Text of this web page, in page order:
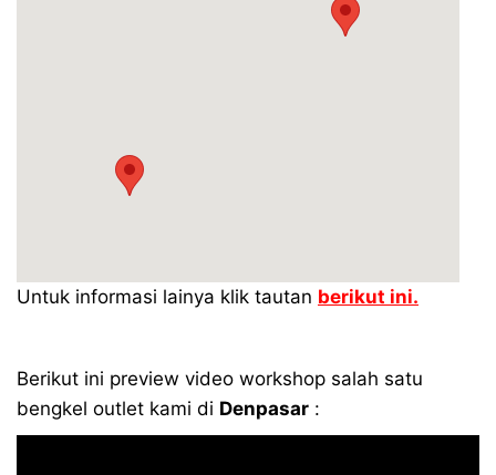
Untuk informasi lainya klik tautan berikut ini.
Berikut ini preview video workshop salah satu
bengkel outlet kami di Denpasar :